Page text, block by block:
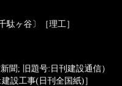
駄ヶ谷〕［理工］
新聞; 旧題号:日刊建設通信）
設工事(日刊全国紙)］